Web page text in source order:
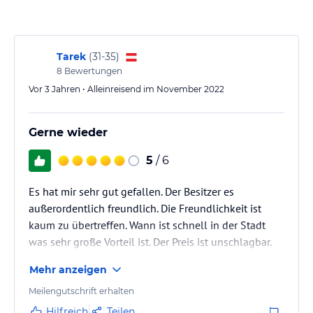
Hinweis: Verfasst von HolidayCheck mit Hilfe von KI. Alle
Angaben ohne Gewähr. Bitte lies vor der Buchung die
Tarek (31-35)
8 Bewertungen
Vor 3 Jahren • Alleinreisend im November 2022
Gerne wieder
5 / 6
Es hat mir sehr gut gefallen. Der Besitzer es
außerordentlich freundlich. Die Freundlichkeit ist
kaum zu übertreffen. Wann ist schnell in der Stadt
was sehr große Vorteil ist. Der Preis ist unschlagbar.
Mehr anzeigen
Meilengutschrift erhalten